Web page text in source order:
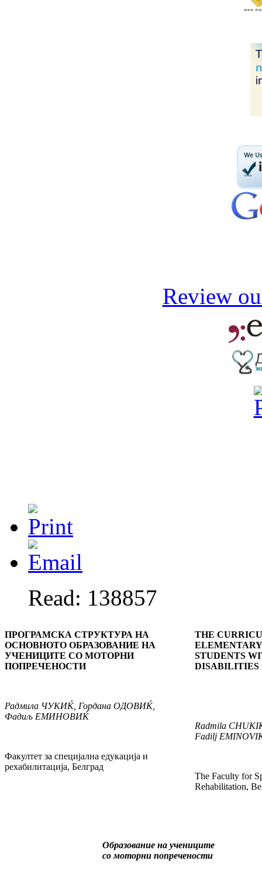
Review
Read: 138857
ПРОГРАМСКА СТРУКТУРА НА
ОСНОВНОТО ОБРАЗОВАНИЕ НА
УЧЕНИЦИTE СО МОТОРНИ
ПОПРЕЧЕНОСТИ
Радмила ЧУКИЌ, Гордана ОДОВИЌ,
Фадиљ ЕМИНОВИЌ
Факултет за специјална едукација и
рехабилитација, Белград
THE
STUDENTS
DISABILITIES
Radmila
Fadilj
The Faculty for
Rehabilitation,
Образование на учениците
со моторни попречености